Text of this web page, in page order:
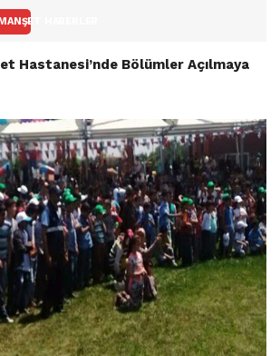
HABERLER
Hastanesi’nde Bölümler Açılmaya